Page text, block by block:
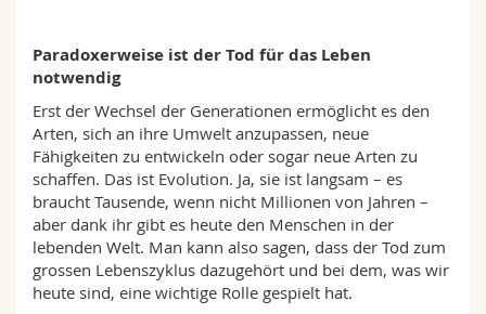
Paradoxerweise ist der Tod für das Leben
notwendig
Erst der Wechsel der Generationen ermöglicht es den
Arten, sich an ihre Umwelt anzupassen, neue
Fähigkeiten zu entwickeln oder sogar neue Arten zu
schaffen. Das ist Evolution. Ja, sie ist langsam – es
braucht Tausende, wenn nicht Millionen von Jahren –
aber dank ihr gibt es heute den Menschen in der
lebenden Welt. Man kann also sagen, dass der Tod zum
grossen Lebenszyklus dazugehört und bei dem, was wir
heute sind, eine wichtige Rolle gespielt hat.